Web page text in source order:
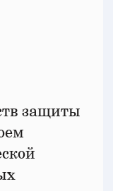
защиты